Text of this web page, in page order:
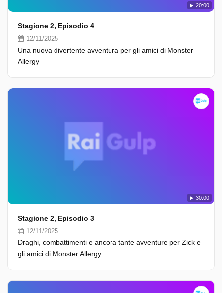
20:00
Stagione 2, Episodio 4
12/11/2025
Una nuova divertente avventura per gli amici di Monster
Allergy
30:00
Stagione 2, Episodio 3
12/11/2025
Draghi, combattimenti e ancora tante avventure per Zick e
gli amici di Monster Allergy